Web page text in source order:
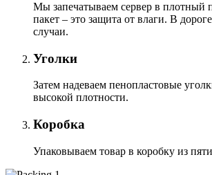
Мы запечатываем сервер в плотный
пакет – это защита от влаги. В
случаи.
Уголки
Затем надеваем пенопластовые
высокой плотности.
Коробка
Упаковываем товар в коробку из